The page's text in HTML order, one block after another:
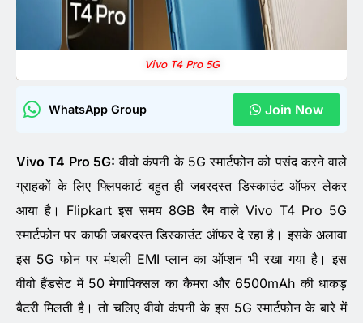
Vivo T4 Pro 5G
WhatsApp Group Join Now
Vivo T4 Pro 5G: वीवो कंपनी के 5G स्मार्टफोन को पसंद करने वाले
ग्राहकों के लिए फ्लिपकार्ट बहुत ही जबरदस्त डिस्काउंट ऑफर लेकर
आया है। Flipkart इस समय 8GB रैम वाले Vivo T4 Pro 5G
स्मार्टफोन पर काफी जबरदस्त डिस्काउंट ऑफर दे रहा है। इसके अलावा
इस 5G फोन पर मंथली EMI प्लान का ऑप्शन भी रखा गया है। इस
वीवो हैंडसेट में 50 मेगापिक्सल का कैमरा और 6500mAh की धाकड़
बैटरी मिलती है। तो चलिए वीवो कंपनी के इस 5G स्मार्टफोन के बारे में